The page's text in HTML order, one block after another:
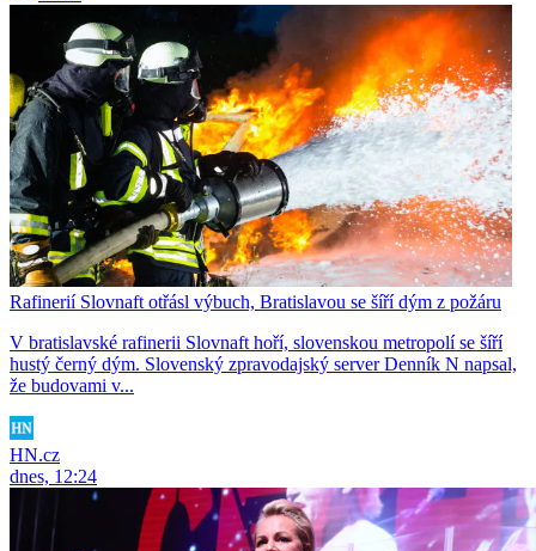
Rafinerií Slovnaft otřásl výbuch, Bratislavou se šíří dým z požáru
V bratislavské rafinerii Slovnaft hoří, slovenskou metropolí se šíří
hustý černý dým. Slovenský zpravodajský server Denník N napsal,
že budovami v...
HN.cz
dnes, 12:24